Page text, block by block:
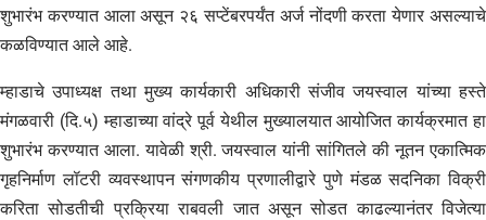
शुभारंभ करण्यात आला असून २६ सप्टेंबरपर्यंत अर्ज नोंदणी करता येणार असल्याचे
कळविण्यात आले आहे.
म्हाडाचे उपाध्यक्ष तथा मुख्य कार्यकारी अधिकारी संजीव जयस्वाल यांच्या हस्ते
मंगळवारी (दि.५) म्हाडाच्या वांद्रे पूर्व येथील मुख्यालयात आयोजित कार्यक्रमात हा
शुभारंभ करण्यात आला. यावेळी श्री. जयस्वाल यांनी सांगितले की नूतन एकात्मिक
गृहनिर्माण लॉटरी व्यवस्थापन संगणकीय प्रणालीद्वारे पुणे मंडळ सदनिका विक्री
करिता सोडतीची प्रक्रिया राबवली जात असून सोडत काढल्यानंतर विजेत्या